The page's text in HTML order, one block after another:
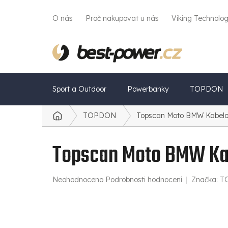
O nás Proč nakupovat u nás Viking
Sport a Outdoor Powerbanky TOPDON
Domů TOPDON Topscan Moto BMW
Topscan Moto BMW
Průměrné
Neohodnoceno Podrobnosti hodnocení Značka: